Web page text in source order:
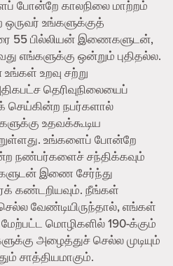
போன்றே காலநிலை மாற்றம்
உங்களுக்குத்
55 பில்லியன் இணைகளுடன்,
எங்களுக்கு ஒன்றும் புதிதல்ல.
உறவு சற்று
தெரிவுநிலையைப்
செய்கின்ற நபர்களால்
உதவக்கூடிய
உங்களைப் போன்றே
நண்பர்களைச் சந்திக்கவும்
இணை சேர்ந்து
கண்டறியவும். நீங்கள்
வேண்டியிருந்தால், எங்கள்
மொழிகளில் 190-க்கும்
அழைத்துச் செல்ல முடியும்
சாத்தியமாகும்.